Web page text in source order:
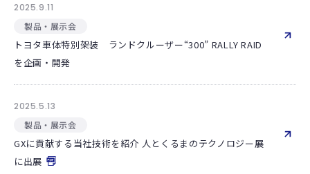
2025.9.11
製品・展示会
トヨタ車体特別架装 ランドクルーザー“300” RALLY RAID
を企画・開発
2025.5.13
製品・展示会
GXに貢献する当社技術を紹介 人とくるまのテクノロジー展
に出展